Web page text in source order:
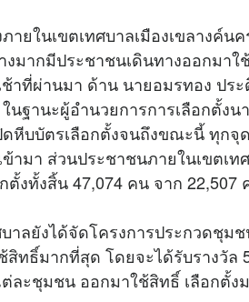
ฟรี ติดตามสนุกโซเชียลได้ที่
มเมจ ฟิวเจอร์ (ประเทศไทย) จำกัด
ายในเขตเทศบาลเมืองเขลางค์
งมากมีประชาชนเดินทางออกมา
าที่ผ่านมา ด้าน นายอมรทอง ปร
ในฐานะผู้อำนวยการการเลือกตั้ง
ดหีบบัตรเลือกตั้งจนถึงขณะนี้ ทุก
ข้ามา ส่วนประชาชนภายในเขตเ
งทั้งสิ้น 47,074 คน จาก 22,507
าลยังได้จัดโครงการประกวดชุม
ทธิ์มากที่สุด โดยจะได้รับรางวัล
ละชุมชน ออกมาใช้สิทธิ์ เลือกตั้ง